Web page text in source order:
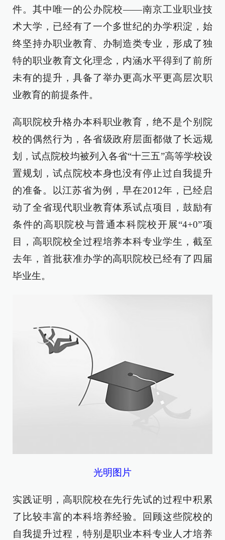
件。其中唯一的公办院校——南京工业职业技
术大学，已经有了一个多世纪的办学积淀，始
终坚持办职业教育、办制造类专业，形成了独
特的职业教育文化理念，内涵水平得到了前所
未有的提升，具备了举办更高水平更高层次职
业教育的前提条件。
高职院校升格办本科职业教育，绝不是个别院
校的偶然行为，各省级政府层面都做了长远规
划，试点院校均被列入各省“十三五”高等学校设
置规划，试点院校本身也没有停止过自我提升
的准备。以江苏省为例，早在2012年，已经启
动了全省现代职业教育体系试点项目，鼓励有
条件的高职院校与普通本科院校开展“4+0”项
目，高职院校全过程培养本科专业学生，截至
去年，首批获准办学的高职院校已经有了四届
毕业生。
光明图片
实践证明，高职院校在先行先试的过程中积累
了比较丰富的本科培养经验。回顾这些院校的
自我提升过程，特别是职业本科专业人才培养